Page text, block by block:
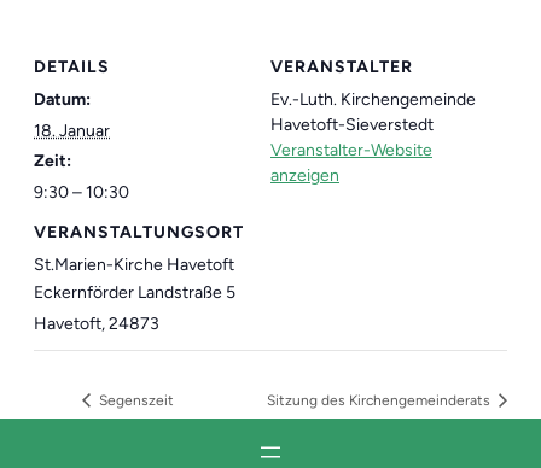
DETAILS
Datum:
18. Januar
Zeit:
9:30 – 10:30
VERANSTALTUNGSORT
St.Marien-Kirche Havetoft
Eckernförder Landstraße 5
Havetoft,24873
VERANSTALTER
Ev.-Luth. Kirchengemeinde
Havetoft-Sieverstedt
Veranstalter-Website
anzeigen
Segenszeit Sitzung des Kirchengemeinderats